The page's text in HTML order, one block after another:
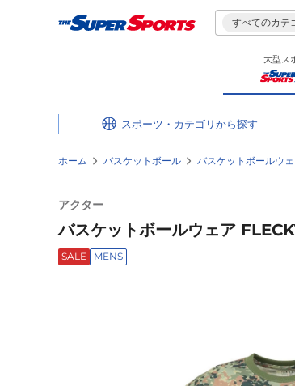
すべてのカテ
大型ス
スポーツ・カテゴリ
ホーム バスケットボール バスケットボールウ
アクター
バスケットボールウェア
SALE MENS